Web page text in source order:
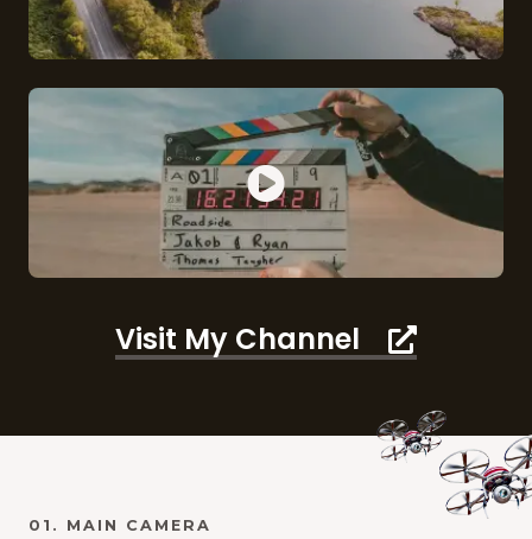
Visit My Channel
01. MAIN CAMERA